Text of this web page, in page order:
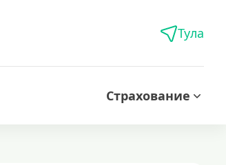
Тула
Страхование